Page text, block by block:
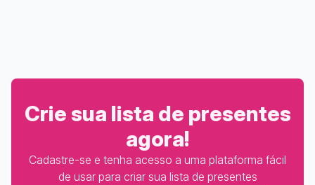
Crie sua lista de presentes
agora!
Cadastre-se e tenha acesso a uma plataforma fácil
de usar para criar sua lista de presentes